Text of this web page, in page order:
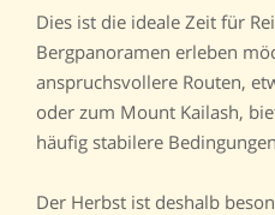
Dies ist die ideale Zeit für
Bergpanoramen erleben
anspruchsvollere Routen,
oder zum Mount Kailash,
häufig stabilere
Der Herbst ist deshalb